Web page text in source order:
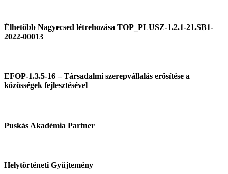
Élhetőbb Nagyecsed létrehozása TOP_PLUSZ-1.2.1-21.SB1-
2022-00013
EFOP-1.3.5-16 – Társadalmi szerepvállalás erősítése a
közösségek fejlesztésével
Puskás Akadémia Partner
Helytörténeti Gyűjtemény